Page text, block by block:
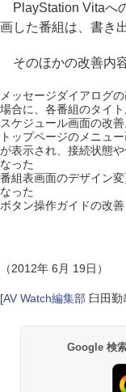
PlayStation Vitaへ
画した番組は、書き
そのほかの改善内
メッセージダイアログ
場合に、各番組のタイ
スケジュール画面の改
トップページのメニュ
が表示され、接続状態
なった
番組表画面のデザイン
なった
ボタン操作ガイドの改善
（2012年 6月 19日）
[AV Watch編集部 臼田勤
Google 検